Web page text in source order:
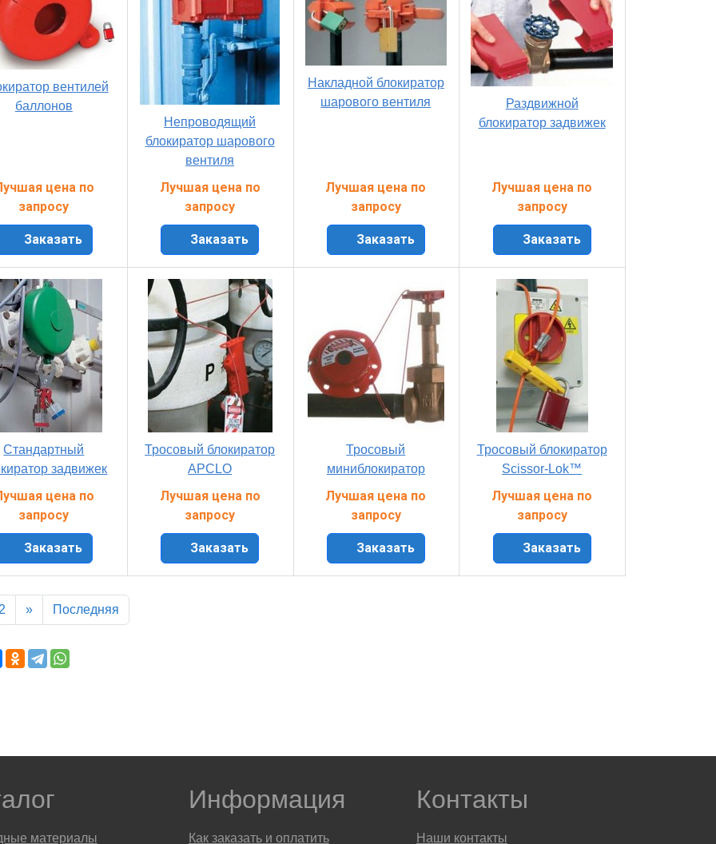
вентилей
баллонов
цена по
запросу
Заказать
Непроводящий
блокиратор шарового
вентиля
Лучшая цена по
запросу
Заказать
Накладной блокиратор
шарового вентиля
Лучшая цена по
запросу
Заказать
Раздвижной
блокиратор задвижек
Лучшая цена по
запросу
Заказать
Стандартный
задвижек
цена по
запросу
Заказать
Тросовый блокиратор
APCLO
Лучшая цена по
запросу
Заказать
Тросовый
миниблокиратор
Лучшая цена по
запросу
Заказать
Тросовый блокиратор
Scissor-Lok™
Лучшая цена по
запросу
Заказать
» Последняя
материалы
Информация
Как заказать и оплатить
Контакты
Наши контакты